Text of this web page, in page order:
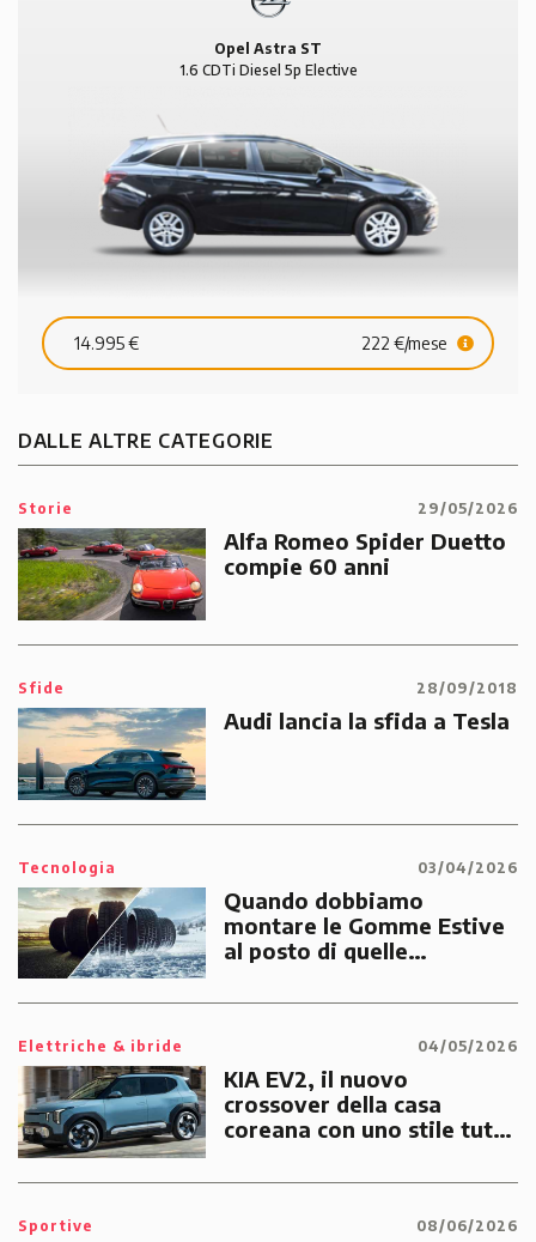
Opel Astra ST
1.6 CDTi Diesel 5p Elective
14.995 € 222 €/mese
DALLE ALTRE CATEGORIE
Storie 29/05/2026
Alfa Romeo Spider Duetto
compie 60 anni
Sfide 28/09/2018
Audi lancia la sfida a Tesla
Tecnologia 03/04/2026
Quando dobbiamo
montare le Gomme Estive
al posto di quelle
Elettriche & ibride 04/05/2026
KIA EV2, il nuovo
crossover della casa
coreana con uno stile tutto
Sportive 08/06/2026